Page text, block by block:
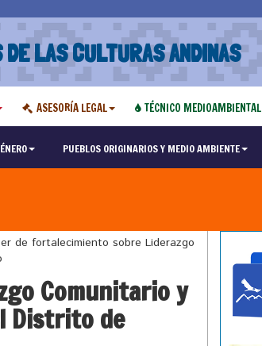
LAS CULTURAS ANDINAS
ASESORÍA LEGAL TÉCNICO MEDIOAMBIENTAL
PUEBLOS ORIGINARIOS Y MEDIO AMBIENTE
de fortalecimiento sobre Liderazgo
Comunitario y
Distrito de